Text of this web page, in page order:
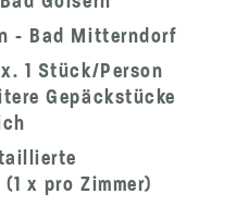
- Bad Mitterndorf
1 Stück/Person
Gepäckstücke
x pro Zimmer)